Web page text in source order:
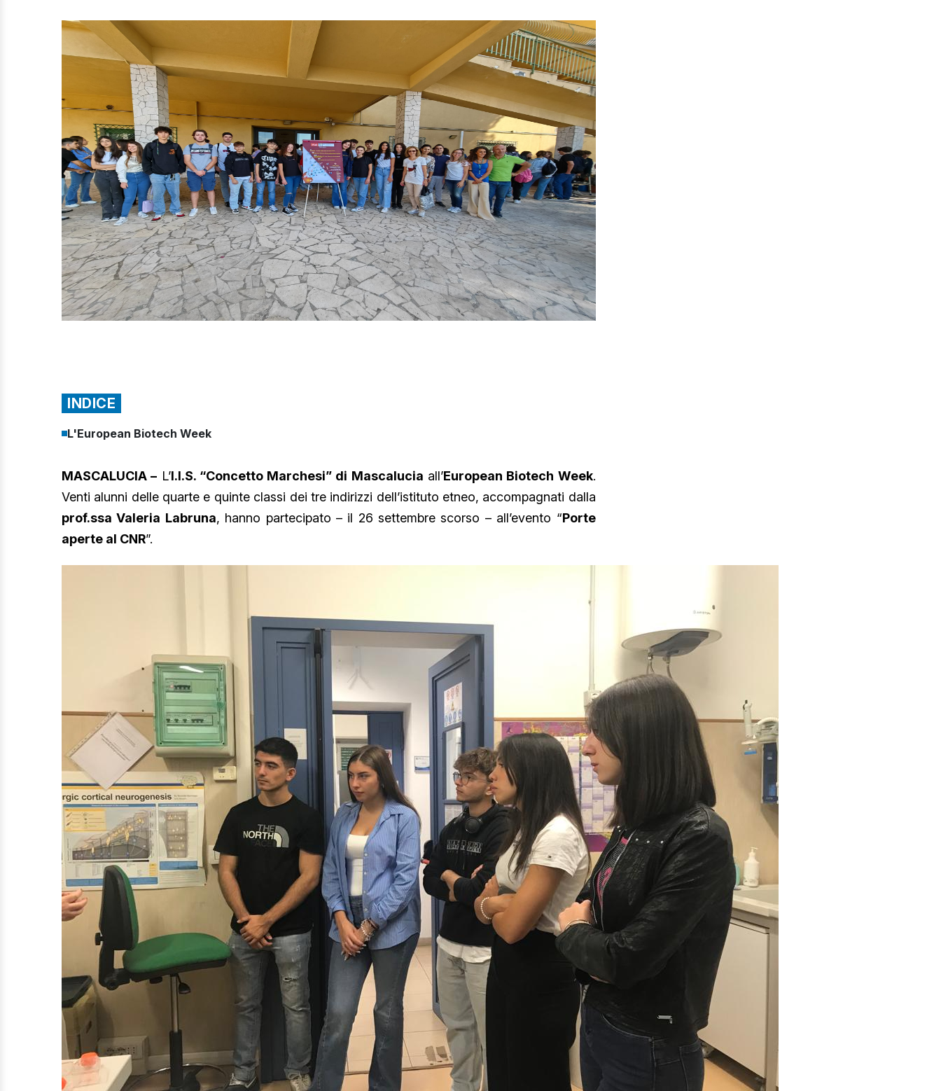
INDICE
L'European Biotech Week
MASCALUCIA – L’I.I.S. “Concetto Marchesi” di Mascalucia all’European Biotech Week.
Venti alunni delle quarte e quinte classi dei tre indirizzi dell’istituto etneo, accompagnati dalla
prof.ssa Valeria Labruna, hanno partecipato – il 26 settembre scorso – all’evento “Porte
aperte al CNR”.